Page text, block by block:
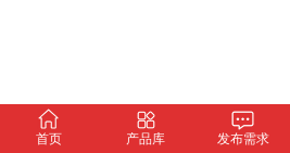
首页 产品库 发布需求